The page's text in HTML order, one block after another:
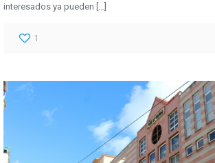
interesados ya pueden
1